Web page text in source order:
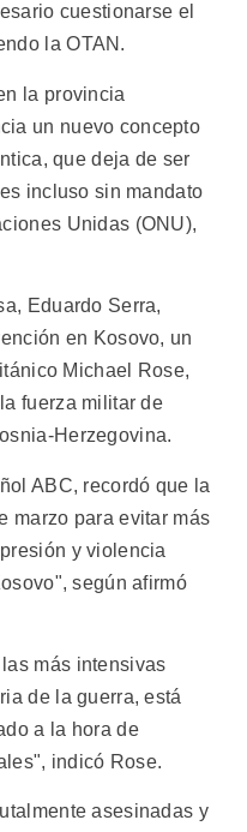
cuestionarse el
la OTAN.
la provincia
un nuevo concepto
que deja de ser
incluso sin mandato
Unidas (ONU),
Eduardo Serra,
en Kosovo, un
Michael Rose,
fuerza militar de
Herzegovina.
ABC, recordó que la
marzo para evitar más
y violencia
según afirmó
más intensivas
de la guerra, está
a la hora de
indicó Rose.
asesinadas y